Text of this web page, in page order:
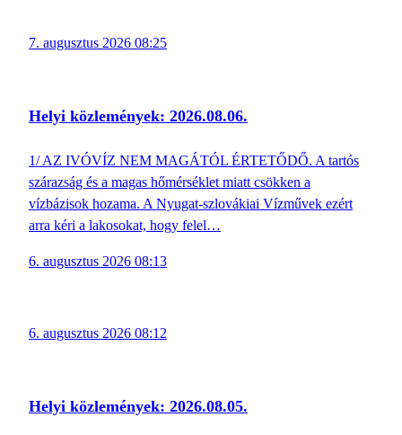
7. augusztus 2026 08:25
Helyi közlemények: 2026.08.06.
1/ AZ IVÓVÍZ NEM MAGÁTÓL ÉRTETŐDŐ. A tartós
szárazság és a magas hőmérséklet miatt csökken a
vízbázisok hozama. A Nyugat-szlovákiai Vízművek ezért
arra kéri a lakosokat, hogy felel…
6. augusztus 2026 08:13
6. augusztus 2026 08:12
Helyi közlemények: 2026.08.05.